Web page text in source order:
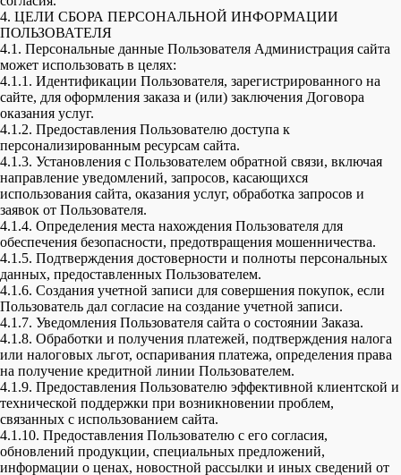
4. ЦЕЛИ СБОРА ПЕРСОНАЛЬНОЙ ИНФОРМАЦИИ
ПОЛЬЗОВАТЕЛЯ
4.1. Персональные данные Пользователя Администрация сайта
может использовать в целях:
4.1.1. Идентификации Пользователя, зарегистрированного на
сайте, для оформления заказа и (или) заключения Договора
оказания услуг.
4.1.2. Предоставления Пользователю доступа к
персонализированным ресурсам сайта.
4.1.3. Установления с Пользователем обратной связи, включая
направление уведомлений, запросов, касающихся
использования сайта, оказания услуг, обработка запросов и
заявок от Пользователя.
4.1.4. Определения места нахождения Пользователя для
обеспечения безопасности, предотвращения мошенничества.
4.1.5. Подтверждения достоверности и полноты персональных
данных, предоставленных Пользователем.
4.1.6. Создания учетной записи для совершения покупок, если
Пользователь дал согласие на создание учетной записи.
4.1.7. Уведомления Пользователя сайта о состоянии Заказа.
4.1.8. Обработки и получения платежей, подтверждения налога
или налоговых льгот, оспаривания платежа, определения права
на получение кредитной линии Пользователем.
4.1.9. Предоставления Пользователю эффективной клиентской и
технической поддержки при возникновении проблем,
связанных с использованием сайта.
4.1.10. Предоставления Пользователю с его согласия,
обновлений продукции, специальных предложений,
информации о ценах, новостной рассылки и иных сведений от